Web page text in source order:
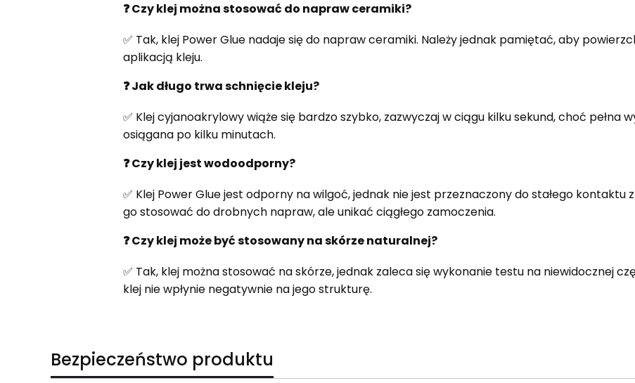
❓ Czy klej można stosować do napraw ceramiki?
✅ Tak, klej Power Glue nadaje się do napraw ceramiki. Należy jednak pamiętać, aby
aplikacją kleju.
❓ Jak długo trwa schnięcie kleju?
✅ Klej cyjanoakrylowy wiąże się bardzo szybko, zazwyczaj w ciągu kilku sekund, choć pełna
osiągana po kilku minutach.
❓ Czy klej jest wodoodporny?
✅ Klej Power Glue jest odporny na wilgoć, jednak nie jest przeznaczony do stałego kontaktu
go stosować do drobnych napraw, ale unikać ciągłego zamoczenia.
❓ Czy klej może być stosowany na skórze naturalnej?
✅ Tak, klej można stosować na skórze, jednak zaleca się wykonanie testu na niewidocznej
klej nie wpłynie negatywnie na jego strukturę.
Bezpieczeństwo produktu